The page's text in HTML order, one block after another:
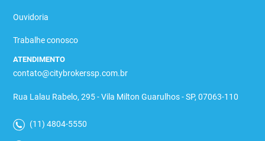
Ouvidoria
Trabalhe conosco
ATENDIMENTO
contato@citybrokerssp.com.br
Rua Lalau Rabelo, 295 - Vila Milton Guarulhos - SP, 07063-110
(11) 4804-5550